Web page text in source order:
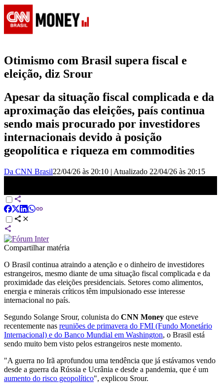
Otimismo com Brasil supera fiscal e
eleição, diz Srour
Apesar da situação fiscal complicada e da
aproximação das eleições, país continua
sendo mais procurado por investidores
internacionais devido à posição
geopolítica e riqueza em commodities
Da CNN Brasil22/04/26 às 20:10 | Atualizado 22/04/26 às 20:15
Compartilhar matéria
O Brasil continua atraindo a atenção e o dinheiro de investidores
estrangeiros, mesmo diante de uma situação fiscal complicada e da
proximidade das eleições presidenciais. Setores como alimentos,
energia e minerais críticos têm impulsionado esse interesse
internacional no país.
Segundo Solange Srour, colunista do CNN Money que esteve
recentemente nas reuniões de primavera do FMI (Fundo Monetário
Internacional) e do Banco Mundial em Washington, o Brasil está
sendo muito bem visto pelos estrangeiros neste momento.
"A guerra no Irã aprofundou uma tendência que já estávamos vendo
desde a guerra da Rússia e Ucrânia e desde a pandemia, que é um
aumento do risco geopolítico", explicou Srour.